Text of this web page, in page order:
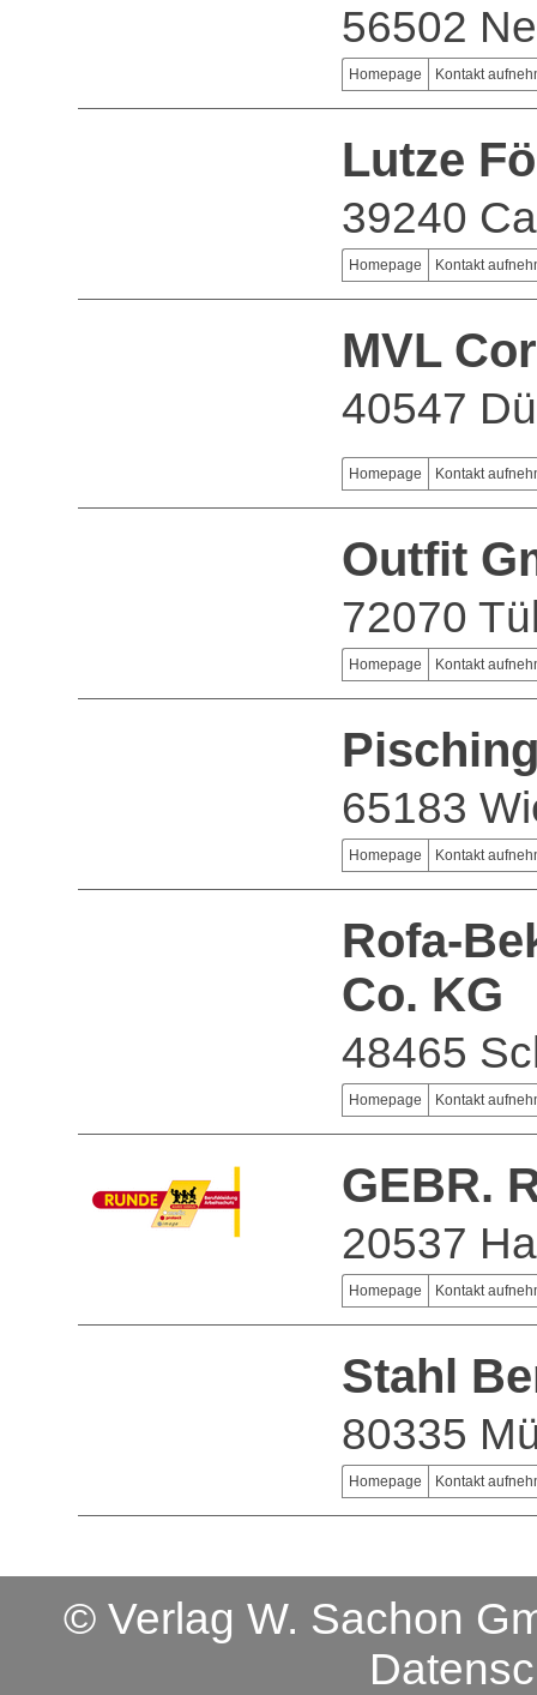
56502
Homepage Kontakt
Lutze
39240
Homepage Kontakt
MVL
40547
Homepage Kontakt
Outfit
72070
Homepage Kontakt
65183
Homepage Kontakt
Rofa-
Co. KG
48465
Homepage Kontakt
GEBR.
20537
Homepage Kontakt
Stahl
80335
Homepage Kontakt
© Verlag W. Sachon